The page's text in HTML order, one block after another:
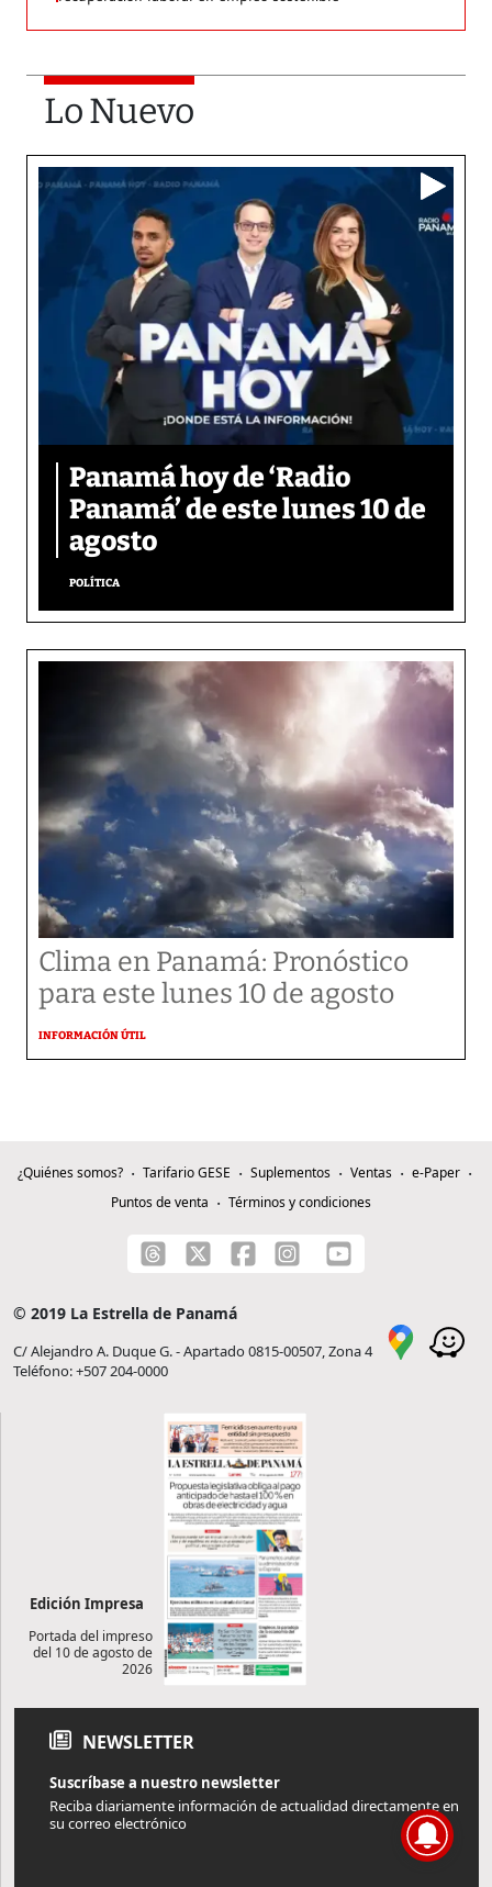
Lo Nuevo
Panamá hoy de ‘Radio
Panamá’ de este lunes 10 de
agosto
POLÍTICA
Clima en Panamá: Pronóstico
para este lunes 10 de agosto
INFORMACIÓN ÚTIL
¿Quiénes somos? Tarifario GESE Suplementos Ventas
e-Paper
Puntos de venta
Términos y condiciones
© 2019 La Estrella de Panamá
C/ Alejandro A. Duque G. - Apartado 0815-00507, Zona 4
Teléfono: +507 204-0000
Edición Impresa
Portada del impreso
del 10 de agosto de
2026
NEWSLETTER
Suscríbase a nuestro newsletter
Reciba diariamente información de actualidad directamente en
su correo electrónico